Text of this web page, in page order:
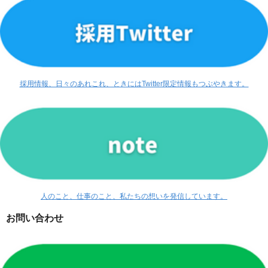
採用情報、日々のあれこれ、ときにはTwitter限定情報もつぶやきます。
人のこと、仕事のこと、私たちの想いを発信しています。
お問い合わせ